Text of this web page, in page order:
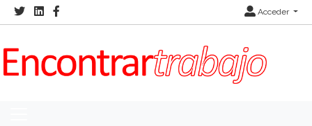
Acceder